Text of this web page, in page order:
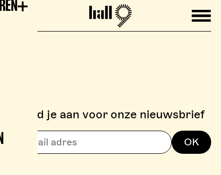
Mobile
Hall9
> BOULDERZONE
Meld je aan voor onze nieuwsbrief
OK